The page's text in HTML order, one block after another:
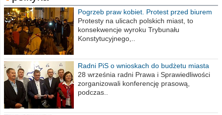
Pogrzeb praw kobiet. Protest przed biurem
poselskim PiS
Protesty na ulicach polskich miast, to
konsekwencje wyroku Trybunału
Konstytucyjnego,..
Radni PiS o wnioskach do budżetu miasta
na 2021 rok
28 września radni Prawa i Sprawiedliwości
zorganizowali konferencję prasową,
podczas..